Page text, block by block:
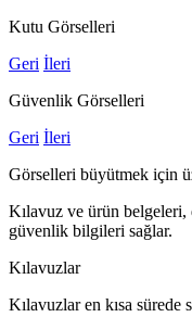
Kutu Görselleri
Geri İleri
Güvenlik Görselleri
Geri İleri
Görselleri büyütmek için
Kılavuz ve ürün
güvenlik bilgileri sağlar.
Kılavuzlar
Kılavuzlar en kısa sürede